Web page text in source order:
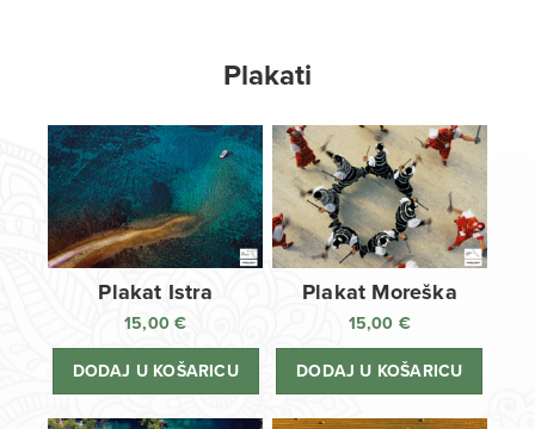
Plakati
Plakat Istra
15,00€
DODAJ U KOŠARICU
Plakat Moreška
15,00 €
DODAJ U KOŠARICU